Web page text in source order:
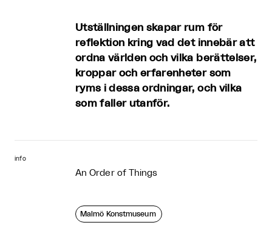
Utställningen skapar rum för
reflektion kring vad det innebär att
ordna världen och vilka berättelser,
kroppar och erfarenheter som
ryms i dessa ordningar, och vilka
som faller utanför.
info
An Order of Things
Malmö Konstmuseum